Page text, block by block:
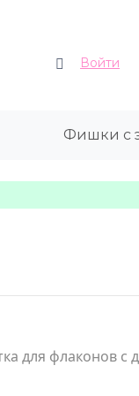
Войти
Фишки с
для флаконов с